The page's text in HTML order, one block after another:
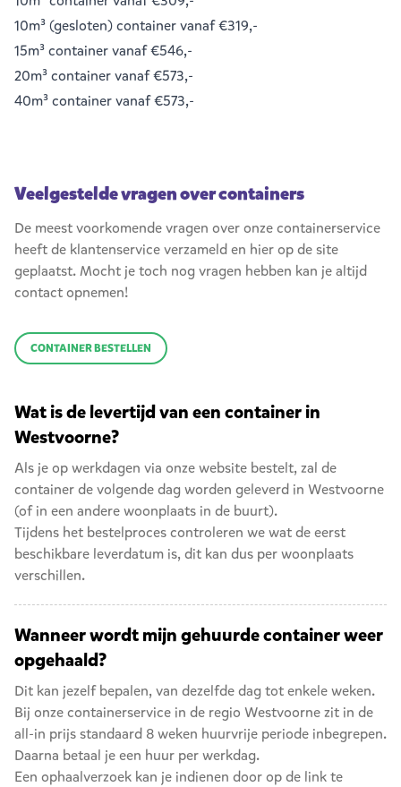
10m³ (gesloten) containervanaf €319,-
15m³ containervanaf €546,-
20m³ containervanaf €573,-
40m³ containervanaf €573,-
Veelgestelde vragen over containers
De meest voorkomende vragen over onze containerservice
heeft de klantenservice verzameld en hier op de site
geplaatst. Mocht je toch nog vragen hebben kan je altijd
contact opnemen!
CONTAINER BESTELLEN
Wat is de levertijd van een container in
Westvoorne?
Als je op werkdagen via onze website bestelt, zal de
container de volgende dag worden geleverd in Westvoorne
(of in een andere woonplaats in de buurt).
Tijdens het bestelproces controleren we wat de eerst
beschikbare leverdatum is, dit kan dus per woonplaats
verschillen.
Wanneer wordt mijn gehuurde container weer
opgehaald?
Dit kan jezelf bepalen, van dezelfde dag tot enkele weken.
Bij onze containerservice in de regio Westvoorne zit in de
all-in prijs standaard 8 weken huurvrije periode inbegrepen.
Daarna betaal je een huur per werkdag.
Een ophaalverzoek kan je indienen door op de link te